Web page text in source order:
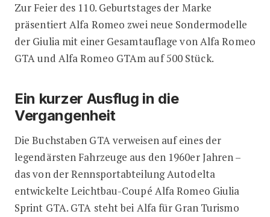
Eine Legende kehrt zurück: Alfa
Zur Feier des 110. Geburtstages der Marke
präsentiert Alfa Romeo zwei neue Sondermodelle
der Giulia mit einer Gesamtauflage von Alfa Romeo
GTA und Alfa Romeo GTAm auf 500 Stück.
Ein kurzer Ausflug in die
Vergangenheit
Die Buchstaben GTA verweisen auf eines der
legendärsten Fahrzeuge aus den 1960er Jahren –
das von der Rennsportabteilung Autodelta
entwickelte Leichtbau-Coupé Alfa Romeo Giulia
Sprint GTA. GTA steht bei Alfa für Gran Turismo